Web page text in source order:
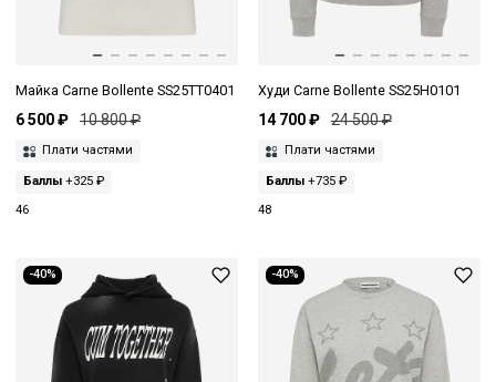
Майка Carne Bollente SS25TT0401
6 500 ₽ 10 800 ₽
Плати частями
Баллы +325 ₽
46
Худи Carne Bollente SS25H0101
14 700 ₽ 24 500 ₽
Плати частями
Баллы+735 ₽
48
-40% -40%